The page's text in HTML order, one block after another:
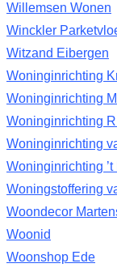
Willemsen Wonen
Winckler
Witzand Eibergen
Woninginrichting
Woninginrichting
Woninginrichting
Woninginrichting
Woninginrichting
Woningstoffering
Woondecor
Woonid
Woonshop Ede